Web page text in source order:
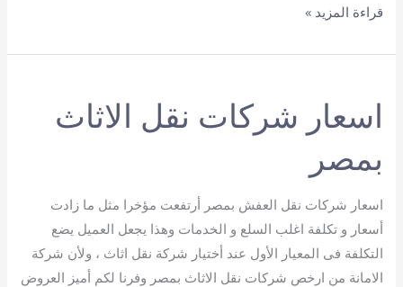
افضل
نقل
قراءة المزيد »
اسعار شركات نقل الاثاث
بمصر
اسعار شركات نقل العفش بمصر أرتفعت مؤخرا مثل ما زادت
أسعار و تكلفة اغلب السلع و الخدمات وهذا يجعل العميل يضع
التكلفة فى المعيار الأول عند أختيار شركة نقل اثاث ، ولأن شركة
الامانة من ارخص شركات نقل الاثاث بمصر وفرنا لكم أميز العروض